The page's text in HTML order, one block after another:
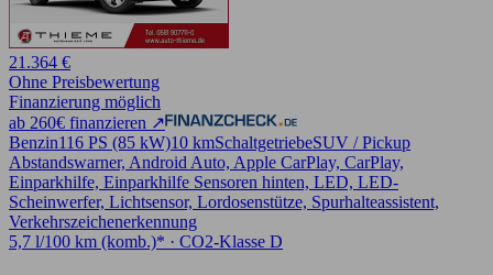
21.364 €
Ohne Preisbewertung
Finanzierung möglich
ab 260€ finanzieren ↗
Benzin116 PS (85 kW)10 kmSchaltgetriebeSUV / Pickup
Abstandswarner, Android Auto, Apple CarPlay, CarPlay,
Einparkhilfe, Einparkhilfe Sensoren hinten, LED, LED-
Scheinwerfer, Lichtsensor, Lordosenstütze, Spurhalteassistent,
Verkehrszeichenerkennung
5,7 l/100 km (komb.)* · CO2-Klasse D